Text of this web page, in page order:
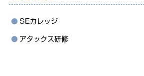
SEカレッジ
アタックス研修